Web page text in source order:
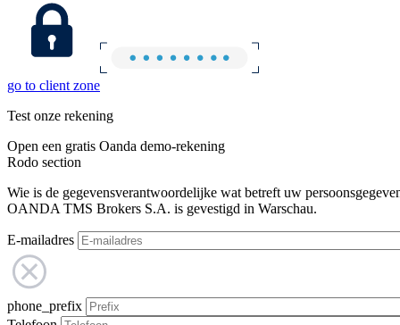
go to client zone
Test onze rekening
Open een gratis Oanda demo-rekening
Rodo section
Wie is de gegevensverantwoordelijke wat betreft uw
OANDA TMS Brokers S.A. is gevestigd in Warschau.
E-mailadres
phone_prefix